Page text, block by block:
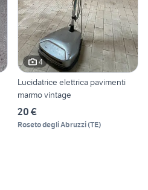
4
Lucidatrice elettrica pavimenti
marmo vintage
20 €
Roseto degli Abruzzi(TE)